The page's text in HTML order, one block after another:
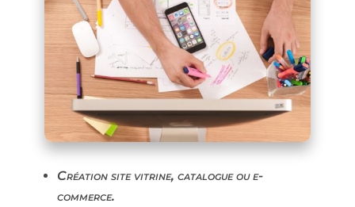
Création site vitrine, catalogue ou e-
commerce.